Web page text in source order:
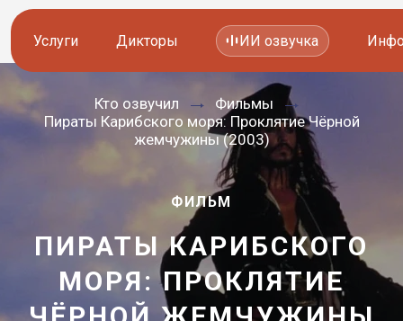
Услуги
Озвучка видео
Работа с текстом
Локализация и перевод
Другие услуги
Дикторы
Иностранные дикторы
Актеры озвучки
Контакты дикторов
ИИ голоса
ИИ озвучка
Кто озвучил
Фильмы
Пираты Карибского моря: Проклятие Чёрной
жемчужины (2003)
ФИЛЬМ
ПИРАТЫ КАРИБСКОГО
МОРЯ: ПРОКЛЯТИЕ